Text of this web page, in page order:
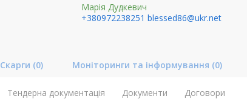
Марія Дудкевич
+380972238251 blessed86@ukr.net
Скарги (0) Моніторинги та інформування (0)
Тендерна документація Документи Договори